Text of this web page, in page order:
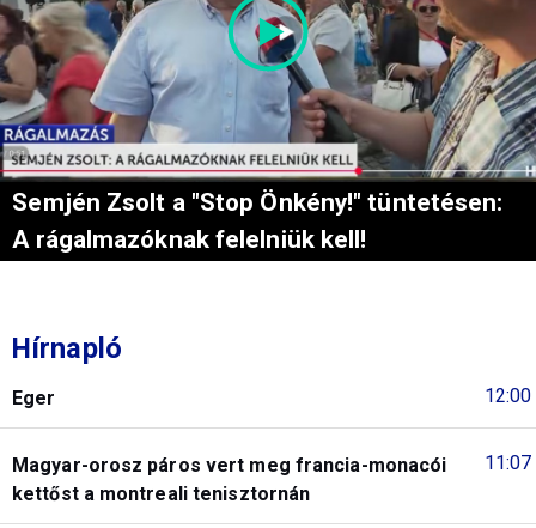
Semjén Zsolt a "Stop Önkény!" tüntetésen:
A rágalmazóknak felelniük kell!
Hírnapló
12:00
Eger
11:07
Magyar-orosz páros vert meg francia-monacói
kettőst a montreali tenisztornán